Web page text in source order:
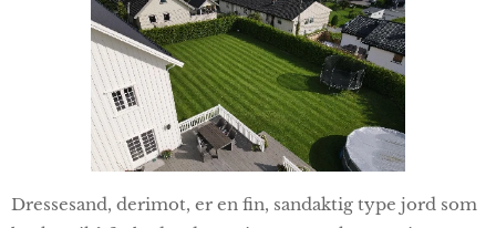
Dressesand, derimot, er en fin, sandaktig type jord som